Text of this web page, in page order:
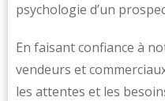
psychologie d’un
En faisant confiance à
vendeurs et
les attentes et les